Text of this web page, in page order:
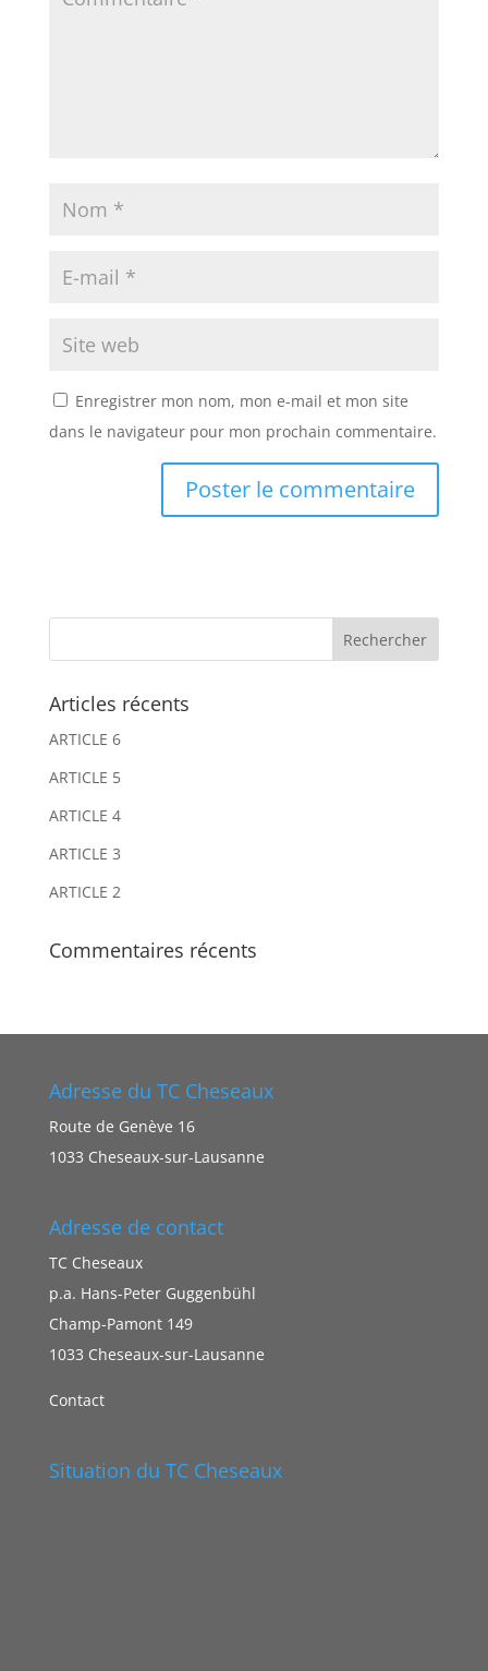
Enregistrer mon nom, mon e-mail et mon site
dans le navigateur pour mon prochain commentaire.
e
r
a
t
i
v
e
r
a
t
i
v
Articles récents
ARTICLE 6
ARTICLE 5
ARTICLE 4
ARTICLE 3
ARTICLE 2
Commentaires récents
Adresse du TC Cheseaux
Route de Genève 16
1033 Cheseaux-sur-Lausanne
Adresse de contact
TC Cheseaux
p.a. Hans-Peter Guggenbühl
Champ-Pamont 149
1033 Cheseaux-sur-Lausanne
Contact
Situation du TC Cheseaux